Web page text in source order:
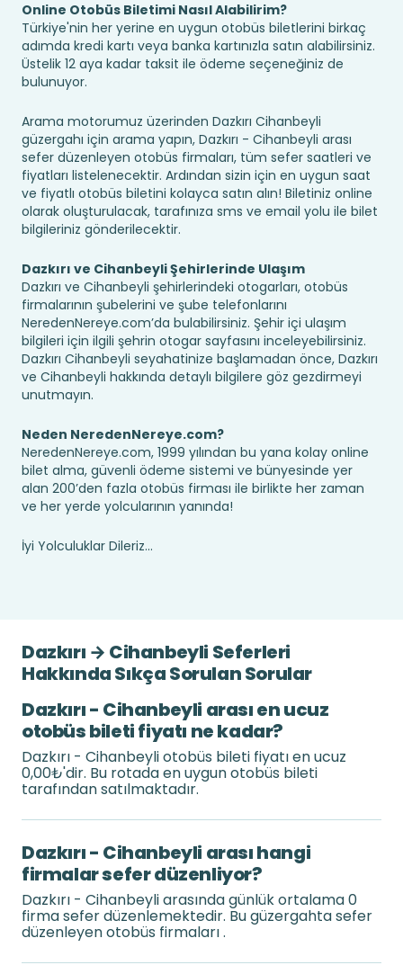
Online Otobüs Biletimi Nasıl Alabilirim?
Türkiye'nin her yerine en uygun otobüs biletlerini birkaç
adımda kredi kartı veya banka kartınızla satın alabilirsiniz.
Üstelik 12 aya kadar taksit ile ödeme seçeneğiniz de
bulunuyor.
Arama motorumuz üzerinden Dazkırı Cihanbeyli
güzergahı için arama yapın, Dazkırı - Cihanbeyli arası
sefer düzenleyen otobüs firmaları, tüm sefer saatleri ve
fiyatları listelenecektir. Ardından sizin için en uygun saat
ve fiyatlı otobüs biletini kolayca satın alın! Biletiniz online
olarak oluşturulacak, tarafınıza sms ve email yolu ile bilet
bilgileriniz gönderilecektir.
Dazkırı ve Cihanbeyli Şehirlerinde Ulaşım
Dazkırı ve Cihanbeyli şehirlerindeki otogarları, otobüs
firmalarının şubelerini ve şube telefonlarını
NeredenNereye.com’da bulabilirsiniz. Şehir içi ulaşım
bilgileri için ilgili şehrin otogar sayfasını inceleyebilirsiniz.
Dazkırı Cihanbeyli seyahatinize başlamadan önce, Dazkırı
ve Cihanbeyli hakkında detaylı bilgilere göz gezdirmeyi
unutmayın.
Neden NeredenNereye.com?
NeredenNereye.com, 1999 yılından bu yana kolay online
bilet alma, güvenli ödeme sistemi ve bünyesinde yer
alan 200’den fazla otobüs firması ile birlikte her zaman
ve her yerde yolcularının yanında!
İyi Yolculuklar Dileriz...
Dazkırı → Cihanbeyli Seferleri
Hakkında Sıkça Sorulan Sorular
Dazkırı - Cihanbeyli arası en ucuz
otobüs bileti fiyatı ne kadar?
Dazkırı - Cihanbeyli otobüs bileti fiyatı en ucuz
0,00₺'dir. Bu rotada en uygun otobüs bileti
tarafından satılmaktadır.
Dazkırı - Cihanbeyli arası hangi
firmalar sefer düzenliyor?
Dazkırı - Cihanbeyli arasında günlük ortalama 0
firma sefer düzenlemektedir. Bu güzergahta sefer
düzenleyen otobüs firmaları .